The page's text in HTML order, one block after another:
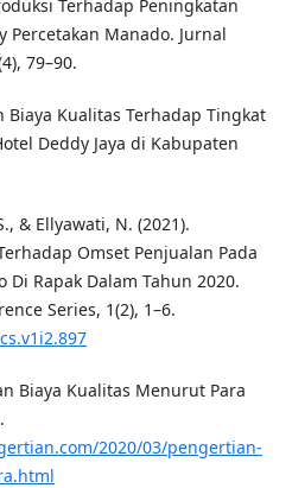
Terhadap Peningkatan
Percetakan Manado. Jurnal
79–90.
Biaya Kualitas Terhadap Tingkat
Deddy Jaya di Kabupaten
& Ellyawati, N. (2021).
Omset Penjualan Pada
Di Rapak Dalam Tahun 2020.
Series, 1(2), 1–6.
Biaya Kualitas Menurut Para
2020/03/pengertian-